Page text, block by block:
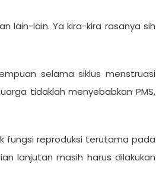
lain-lain. Ya kira-kira rasanya sih
selama siklus menstruasi
tidaklah menyebabkan PMS,
fungsi reproduksi terutama pada
lanjutan masih harus dilakukan